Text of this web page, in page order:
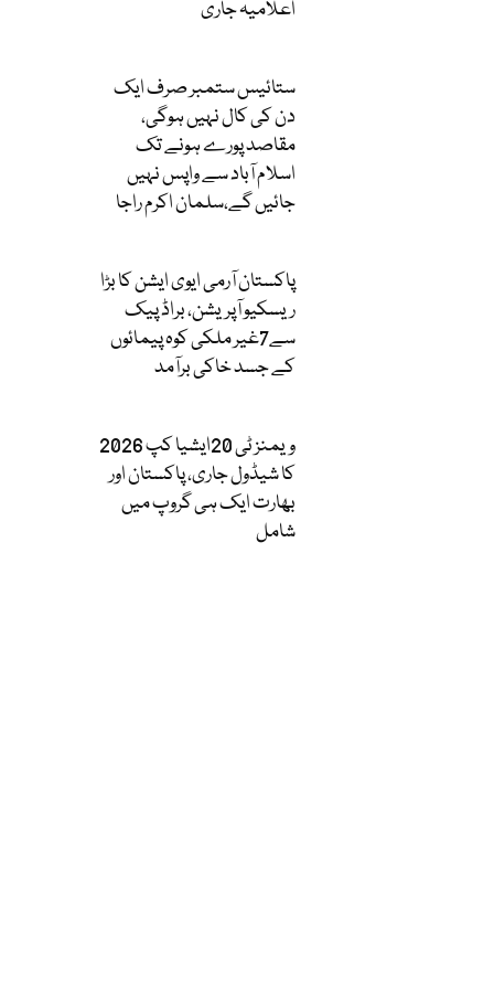
اعلامیہ جاری
ستائیس ستمبر صرف ایک
دن کی کال نہیں ہوگی،
مقاصد پورے ہونے تک
اسلام آباد سے واپس نہیں
جائیں گے،سلمان اکرم راجا
پاکستان آرمی ایوی ایشن کا بڑا
ریسکیو آپریشن، براڈ پیک
سے7غیر ملکی کوہ پیمائوں
کے جسد خاکی برآمد
ویمنز ٹی 20ایشیا کپ 2026
کا شیڈول جاری، پاکستان اور
بھارت ایک ہی گروپ میں
شامل